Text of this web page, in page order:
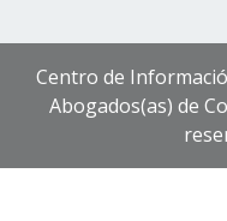
Centro de
Abogados(as) de